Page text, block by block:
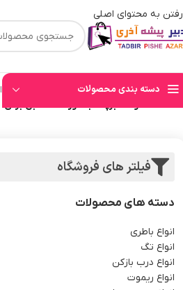
رفتن به محتوای اصلی
⚡قیمت های وب سایت بروز میباشند⚡ با توجه
دسته بندی محصولات
خانه/محصولات برچسب خورده “مقابل برقی
فیلتر های فروشگاه
دسته های محصولات
انواع باطری
انواع تگ
انواع درب بازکن
انواع ریموت